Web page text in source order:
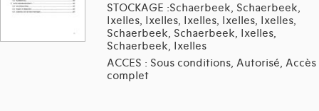
STOCKAGE :Schaerbeek, Schaerbeek,
Ixelles, Ixelles, Ixelles, Ixelles, Ixelles,
Schaerbeek, Schaerbeek, Ixelles,
Schaerbeek, Ixelles
ACCES : Sous conditions, Autorisé, Accès
complet